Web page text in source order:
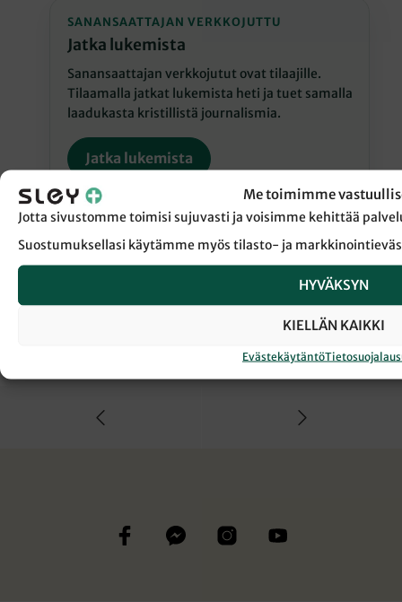
Me toimimme
Jotta sivustomme toimisi sujuvasti ja voisimme kehittää
Suostumuksellasi käytämme myös tilasto- ja
HYVÄKSYN
KIELLÄN KAIKKI
Evästekäytäntö
SANANSAATTAJAN VERKKOJUTTU
Jatka lukemista
Sanansaattajan verkkojutut ovat tilaajille.
Tilaamalla jatkat lukemista heti ja tuet samalla
laadukasta kristillistä journalismia.
Jatka lukemista
← Takaisin Sanansaattaja-lehden etusivulle
SLEYN LÄHETYSSTRATEGIA